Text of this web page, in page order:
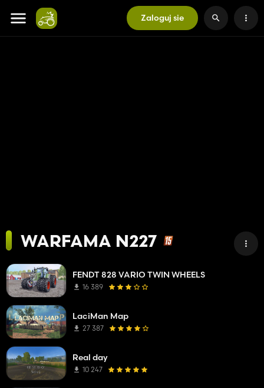
Zaloguj sie
WARFAMA N227
FENDT 828 VARIO TWIN WHEELS
16 389
LaciMan Map
27 387
Real day
10 247